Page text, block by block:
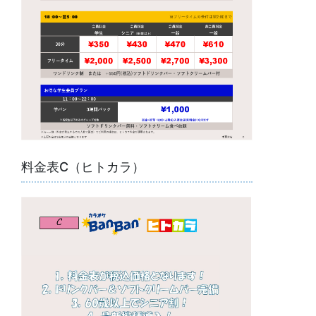
料金表C（ヒトカラ）